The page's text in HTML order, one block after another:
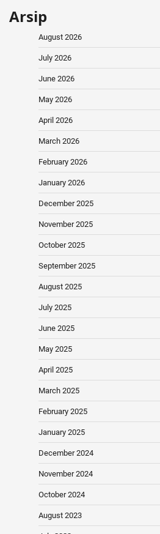
Arsip
August 2026
July 2026
June 2026
May 2026
April 2026
March 2026
February 2026
January 2026
December 2025
November 2025
October 2025
September 2025
August 2025
July 2025
June 2025
May 2025
April 2025
March 2025
February 2025
January 2025
December 2024
November 2024
October 2024
August 2023